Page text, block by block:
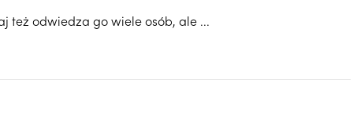
też odwiedza go wiele osób, ale ...